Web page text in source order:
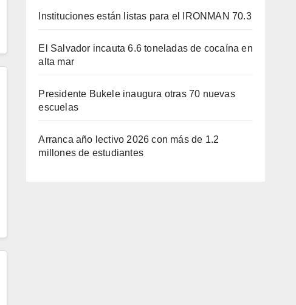
Instituciones están listas para el IRONMAN 70.3
El Salvador incauta 6.6 toneladas de cocaína en
alta mar
Presidente Bukele inaugura otras 70 nuevas
escuelas
Arranca año lectivo 2026 con más de 1.2
millones de estudiantes